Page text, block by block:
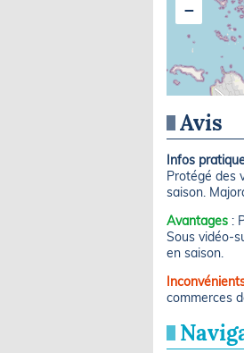
−
Avis
Infos
Protégé des
saison.
Avantages :
Sous vidéo-
en saison.
commerces